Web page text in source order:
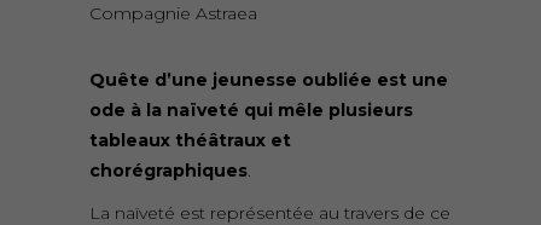
Compagnie Astraea
Quête d’une jeunesse oubliée est une
ode à la naïveté qui mêle plusieurs
tableaux théâtraux et
chorégraphiques.
La naïveté est représentée au travers de ce